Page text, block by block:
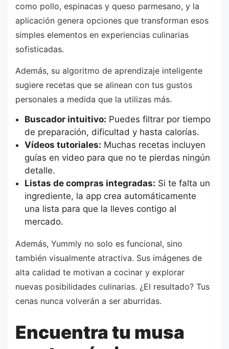
como pollo, espinacas y queso parmesano, y la
aplicación genera opciones que transforman esos
simples elementos en experiencias culinarias
sofisticadas.
Además, su algoritmo de aprendizaje inteligente
sugiere recetas que se alinean con tus gustos
personales a medida que la utilizas más.
Buscador intuitivo: Puedes filtrar por tiempo
de preparación, dificultad y hasta calorías.
Vídeos tutoriales: Muchas recetas incluyen
guías en video para que no te pierdas ningún
detalle.
Listas de compras integradas: Si te falta un
ingrediente, la app crea automáticamente
una lista para que la lleves contigo al
mercado.
Además, Yummly no solo es funcional, sino
también visualmente atractiva. Sus imágenes de
alta calidad te motivan a cocinar y explorar
nuevas posibilidades culinarias. ¿El resultado? Tus
cenas nunca volverán a ser aburridas.
Encuentra tu musa